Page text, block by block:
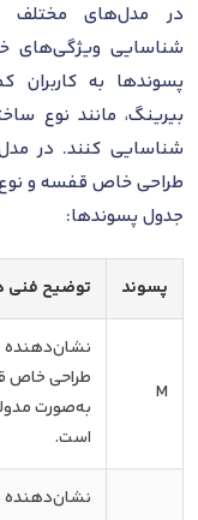
در مدل‌های مختلف
شناسایی ویژگی‌های
پسوندها به کاربران
بیرینگ، مانند نوع
طراحی خاص قفسه و نوع
جدول پسوندها:
پسوند توضیح فنی
M
نشان‌دهنده
طراحی خاص
به‌صورت
است.
نشان‌دهنده